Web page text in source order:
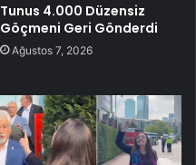
Tunus 4.000 Düzensiz
Göçmeni Geri Gönderdi
Ağustos 7, 2026